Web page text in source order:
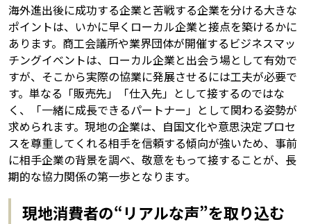
海外進出後に成功する企業と苦戦する企業を分ける大きな
ポイントは、いかに早くローカル企業と接点を築けるかに
あります。商工会議所や業界団体が開催するビジネスマッ
チングイベントは、ローカル企業と出会う場として有効で
すが、そこから実際の協業に発展させるには工夫が必要で
す。単なる「販売先」「仕入先」として接するのではな
く、「一緒に成長できるパートナー」として関わる姿勢が
求められます。現地の企業は、自国文化や意思決定プロセ
スを尊重してくれる相手を信頼する傾向が強いため、事前
に相手企業の背景を調べ、敬意をもって接することが、長
期的な協力関係の第一歩となります。
現地消費者の“リアルな声”を取り込む